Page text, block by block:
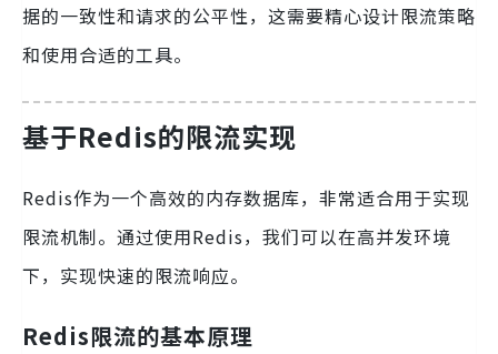
据的一致性和请求的公平性，这需要精心设计限流策略
和使用合适的工具。
基于Redis的限流实现
Redis作为一个高效的内存数据库，非常适合用于实现
限流机制。通过使用Redis，我们可以在高并发环境
下，实现快速的限流响应。
Redis限流的基本原理